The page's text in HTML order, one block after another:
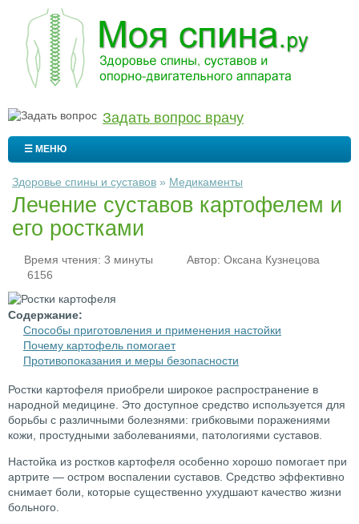
Задать вопрос врачу
☰ МЕНЮ
Здоровье спины и суставов » Медикаменты
Лечение суставов картофелем и
его ростками
Время чтения: 3 минуты Автор: Оксана Кузнецова
6156
Содержание:
Способы приготовления и применения настойки
Почему картофель помогает
Противопоказания и меры безопасности
Ростки картофеля приобрели широкое распространение в
народной медицине. Это доступное средство используется для
борьбы с различными болезнями: грибковыми поражениями
кожи, простудными заболеваниями, патологиями суставов.
Настойка из ростков картофеля особенно хорошо помогает при
артрите — остром воспалении суставов. Средство эффективно
снимает боли, которые существенно ухудшают качество жизни
больного.